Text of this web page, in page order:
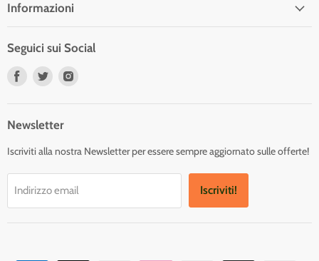
Informazioni
Seguici sui Social
Trovaci
Trovaci
Newsletter
Iscriviti alla nostra Newsletter per essere sempre aggiornato sulle offerte!
Indirizzo email Iscriviti!